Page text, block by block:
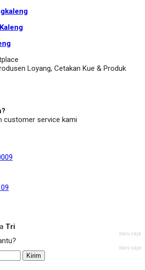
Loyang, Cetakan Kue & Produk
customer service kami
Tri
baru saja
baru saja
Kirim